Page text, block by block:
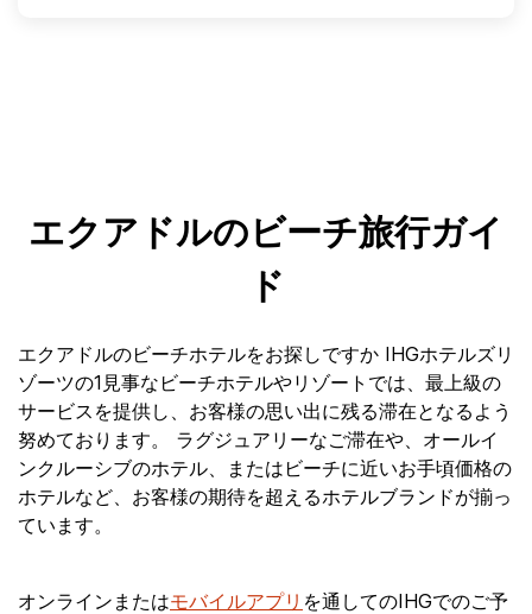
エクアドルのビーチ旅行ガイ
ド
エクアドルのビーチホテルをお探しですか IHGホテルズリ
ゾーツの1見事なビーチホテルやリゾートでは、最上級の
サービスを提供し、お客様の思い出に残る滞在となるよう
努めております。 ラグジュアリーなご滞在や、オールイ
ンクルーシブのホテル、またはビーチに近いお手頃価格の
ホテルなど、お客様の期待を超えるホテルブランドが揃っ
ています。
オンラインまたはモバイルアプリ を通してのIHGでのご予